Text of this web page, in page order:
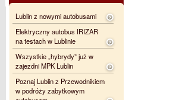
Lublin z nowymi autobusami
Elektryczny autobus IRIZAR
na testach w Lublinie
Wszystkie „hybrydy” już w
zajezdni MPK Lublin
Poznaj Lublin z Przewodnikiem
w podróży zabytkowym